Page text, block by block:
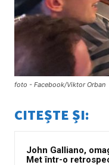
foto - Facebook/Viktor Orban
CITEȘTE ȘI:
John Galliano,
Met într-o